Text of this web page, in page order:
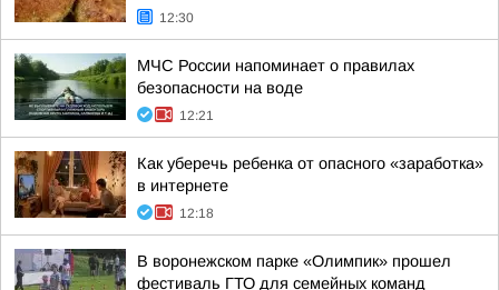
12:30
МЧС России напоминает о правилах
безопасности на воде
12:21
Как уберечь ребенка от опасного «заработка»
в интернете
12:18
В воронежском парке «Олимпик» прошел
фестиваль ГТО для семейных команд